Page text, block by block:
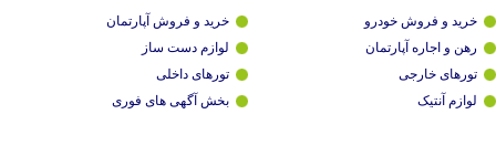
خرید و فروش خودرو
خرید و فروش آپارتمان
رهن و اجاره آپارتمان
لوازم دست ساز
تورهای خارجی
تورهای داخلی
لوازم آنتیک
بخش آگهی های فوری